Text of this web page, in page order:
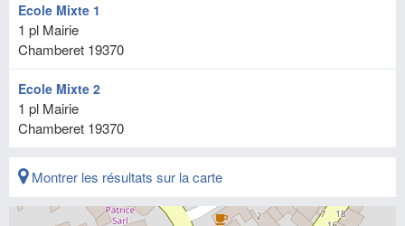
Ecole Mixte 1
1 pl Mairie
Chamberet 19370
Ecole Mixte 2
1 pl Mairie
Chamberet 19370
Montrer les résultats sur la carte